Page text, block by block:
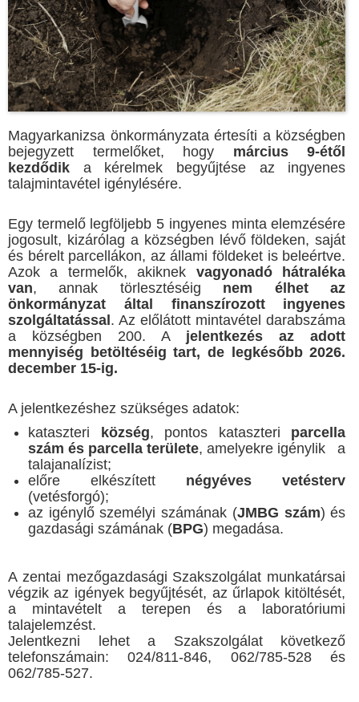
Magyarkanizsa önkormányzata értesíti a községben
bejegyzett termelőket, hogy március 9-étől
kezdődik a kérelmek begyűjtése az ingyenes
talajmintavétel igénylésére.
Egy termelő legföljebb 5 ingyenes minta elemzésére
jogosult, kizárólag a községben lévő földeken, saját
és bérelt parcellákon, az állami földeket is beleértve.
Azok a termelők, akiknek vagyonadó hátraléka
van, annak törlesztéséig nem élhet az
önkormányzat által finanszírozott ingyenes
szolgáltatással . Az előlátott mintavétel darabszáma
a községben 200. A jelentkezés az adott
mennyiség betöltéséig tart, de legkésőbb 2026.
december 15-ig.
A jelentkezéshez szükséges adatok:
kataszteri
község, pontos kataszteri parcella
szám és parcella területe, amelyekre igénylik a
talajanalízist;
előre elkészített négyéves vetésterv
(vetésforgó);
az igénylő személyi számának (JMBG szám) és
gazdasági számának (BPG) megadása.
A zentai mezőgazdasági Szakszolgálat munkatársai
végzik az igények begyűjtését, az űrlapok kitöltését,
a mintavételt a terepen és a laboratóriumi
talajelemzést.
Jelentkezni lehet a Szakszolgálat következő
telefonszámain: 024/811-846, 062/785-528 és
062/785-527.